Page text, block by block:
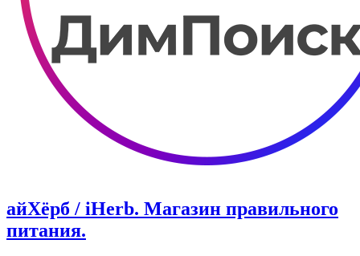
айХёрб / iHerb. Магазин правильного
питания.